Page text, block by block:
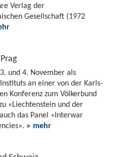
Verlag der
Gesellschaft (1972
und 4. November als
an einer von der Karls-
Konferenz zum Völkerbund
«Liechtenstein und der
das Panel «Interwar
» mehr